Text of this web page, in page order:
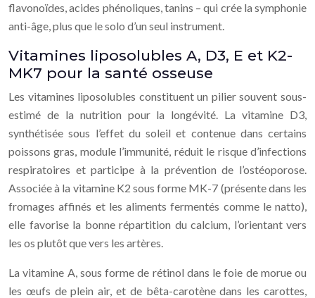
flavonoïdes, acides phénoliques, tanins – qui crée la symphonie
anti-âge, plus que le solo d’un seul instrument.
Vitamines liposolubles A, D3, E et K2-
MK7 pour la santé osseuse
Les vitamines liposolubles constituent un pilier souvent sous-
estimé de la nutrition pour la longévité. La vitamine D3,
synthétisée sous l’effet du soleil et contenue dans certains
poissons gras, module l’immunité, réduit le risque d’infections
respiratoires et participe à la prévention de l’ostéoporose.
Associée à la vitamine K2 sous forme MK-7 (présente dans les
fromages affinés et les aliments fermentés comme le natto),
elle favorise la bonne répartition du calcium, l’orientant vers
les os plutôt que vers les artères.
La vitamine A, sous forme de rétinol dans le foie de morue ou
les œufs de plein air, et de bêta-carotène dans les carottes,